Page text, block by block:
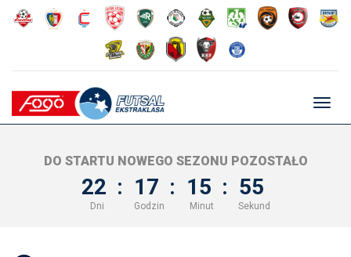
DO STARTU NOWEGO SEZONU POZOSTAŁO
22 : 17 : 15 : 55
Dni Godzin Minut Sekund